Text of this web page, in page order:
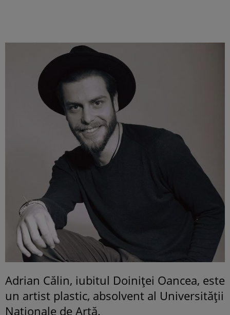
Adrian Călin, iubitul Doiniței Oancea, este
un artist plastic, absolvent al Universității
Naționale de Artă.